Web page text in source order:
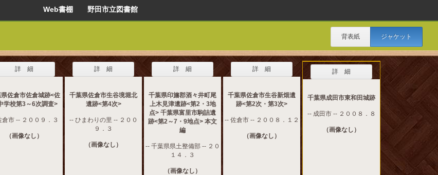
Web書棚 野田市立図書館
背表紙 ジャケット
詳 細
佐倉市佐倉城跡<佐
学校第3～6次調査>
倉市 -- ２００９．３
（画像なし）
詳 細
千葉県佐倉市生谷境堀北
遺跡<第4次>
-- ひまわりの里 -- ２００
９．３
（画像なし）
詳 細
千葉県印旛郡酒々井町尾
上木見津遺跡<第2・3地
点> 千葉県富里市駒詰遺
跡<第2～7・9地点> 本文
編
-- 千葉県県土整備部 -- ２０
１４．３
（画像なし）
詳 細
千葉県佐倉市生谷新畑遺
跡<第2次・第3次>
-- 佐倉市 -- ２００８．１２
（画像なし）
詳 細
千葉県成田市東和田城跡
-- 成田市 -- ２００８．８
（画像なし）